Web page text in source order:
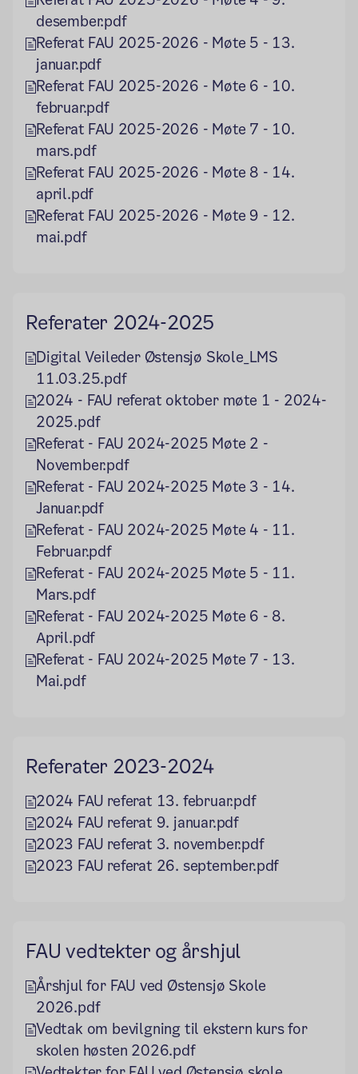
desember.pdf
Referat FAU 2025-2026 - Møte 5 - 13.
januar.pdf
Referat FAU 2025-2026 - Møte 6 - 10.
februar.pdf
Referat FAU 2025-2026 - Møte 7 - 10.
mars.pdf
Referat FAU 2025-2026 - Møte 8 - 14.
april.pdf
Referat FAU 2025-2026 - Møte 9 - 12.
mai.pdf
Referater 2024-2025
Digital Veileder Østensjø Skole_LMS
11.03.25.pdf
2024 - FAU referat oktober møte 1 - 2024-
2025.pdf
Referat - FAU 2024-2025 Møte 2 -
November.pdf
Referat - FAU 2024-2025 Møte 3 - 14.
Januar.pdf
Referat - FAU 2024-2025 Møte 4 - 11.
Februar.pdf
Referat - FAU 2024-2025 Møte 5 - 11.
Mars.pdf
Referat - FAU 2024-2025 Møte 6 - 8.
April.pdf
Referat - FAU 2024-2025 Møte 7 - 13.
Mai.pdf
Referater 2023-2024
2024 FAU referat 13. februar.pdf
2024 FAU referat 9. januar.pdf
2023 FAU referat 3. november.pdf
2023 FAU referat 26. september.pdf
FAU vedtekter og årshjul
Årshjul for FAU ved Østensjø Skole
2026.pdf
Vedtak om bevilgning til ekstern kurs for
skolen høsten 2026.pdf